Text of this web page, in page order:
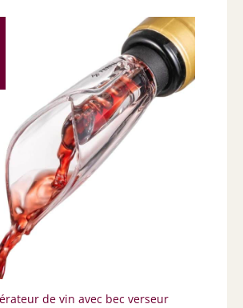
de vin avec bec verseur